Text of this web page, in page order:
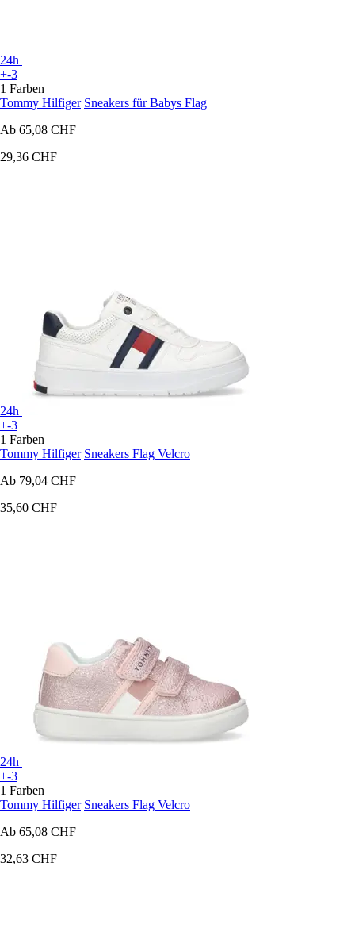
24h
+-3
1 Farben
Tommy Hilfiger Sneakers für Babys Flag
Ab 65,08 CHF
29,36 CHF
24h
+-3
1 Farben
Tommy Hilfiger Sneakers Flag Velcro
Ab 79,04 CHF
35,60 CHF
24h
+-3
1 Farben
Tommy Hilfiger Sneakers Flag Velcro
Ab 65,08 CHF
32,63 CHF